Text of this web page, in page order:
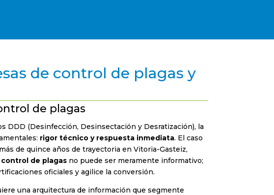
de control de plagas y
de plagas
DDD (Desinfección, Desinsectación y Desratización), la
rigor técnico y respuesta inmediata. El caso
de quince años de trayectoria en Vitoria-Gasteiz,
de plagas no puede ser meramente informativo;
oficiales y agilice la conversión.
una arquitectura de información que segmente